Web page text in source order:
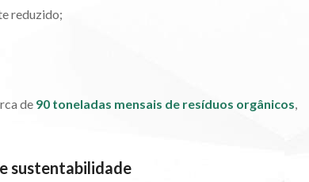
reduzido;
de 90 toneladas mensais de resíduos orgânicos
sustentabilidade